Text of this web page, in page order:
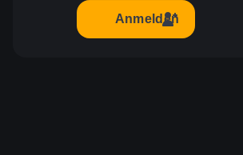
Anmelden